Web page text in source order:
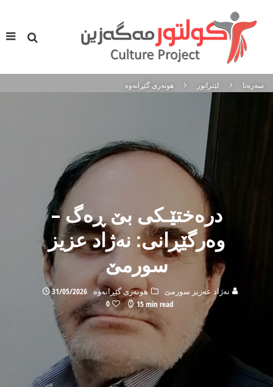
سه‌ره‌تا لێتراتور هونه‌ری گێڕانه‌وه
دره‌ختێـكی بێ ڕه‌گ –
وەرگێڕانی: نه‌ژاد عزیز
سورمێ
نه‌ژاد عه‌زیز سورمێ هونه‌ری گێڕانه‌وه 31/05/2026
15 min read
0